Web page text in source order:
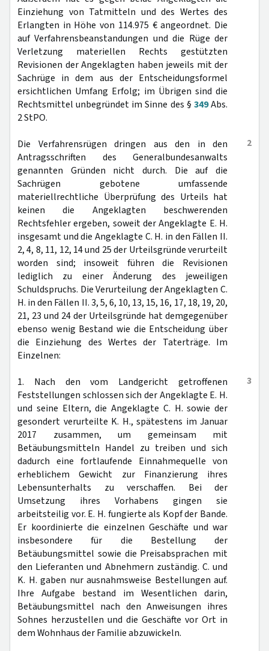
Einziehung von Tatmitteln und des Wertes des
Erlangten in Höhe von 114.975 € angeordnet. Die
auf Verfahrensbeanstandungen und die Rüge der
Verletzung materiellen Rechts gestützten
Revisionen der Angeklagten haben jeweils mit der
Sachrüge in dem aus der Entscheidungsformel
ersichtlichen Umfang Erfolg; im Übrigen sind die
Rechtsmittel unbegründet im Sinne des § 349Abs.
2 StPO.
2
Die Verfahrensrügen dringen aus den in den
Antragsschriften des Generalbundesanwalts
genannten Gründen nicht durch. Die auf die
Sachrügen gebotene umfassende
materiellrechtliche Überprüfung des Urteils hat
keinen die Angeklagten beschwerenden
Rechtsfehler ergeben, soweit der Angeklagte E. H.
insgesamt und die Angeklagte C. H. in den Fällen II.
2, 4, 8, 11, 12, 14 und 25 der Urteilsgründe verurteilt
worden sind; insoweit führen die Revisionen
lediglich zu einer Änderung des jeweiligen
Schuldspruchs. Die Verurteilung der Angeklagten C.
H. in den Fällen II. 3, 5, 6, 10, 13, 15, 16, 17, 18, 19, 20,
21, 23 und 24 der Urteilsgründe hat demgegenüber
ebenso wenig Bestand wie die Entscheidung über
die Einziehung des Wertes der Taterträge. Im
Einzelnen:
3
1. Nach den vom Landgericht getroffenen
Feststellungen schlossen sich der Angeklagte E. H.
und seine Eltern, die Angeklagte C. H. sowie der
gesondert verurteilte K. H., spätestens im Januar
2017 zusammen, um gemeinsam mit
Betäubungsmitteln Handel zu treiben und sich
dadurch eine fortlaufende Einnahmequelle von
erheblichem Gewicht zur Finanzierung ihres
Lebensunterhalts zu verschaffen. Bei der
Umsetzung ihres Vorhabens gingen sie
arbeitsteilig vor. E. H. fungierte als Kopf der Bande.
Er koordinierte die einzelnen Geschäfte und war
insbesondere für die Bestellung der
Betäubungsmittel sowie die Preisabsprachen mit
den Lieferanten und Abnehmern zuständig. C. und
K. H. gaben nur ausnahmsweise Bestellungen auf.
Ihre Aufgabe bestand im Wesentlichen darin,
Betäubungsmittel nach den Anweisungen ihres
Sohnes herzustellen und die Geschäfte vor Ort in
dem Wohnhaus der Familie abzuwickeln.